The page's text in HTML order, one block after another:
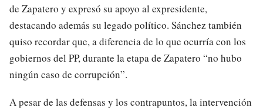
de Zapatero y expresó su apoyo al expresidente,
destacando además su legado político. Sánchez también
quiso recordar que, a diferencia de lo que ocurría con los
gobiernos del PP, durante la etapa de Zapatero “no hubo
ningún caso de corrupción”.
A pesar de las defensas y los contrapuntos, la intervención